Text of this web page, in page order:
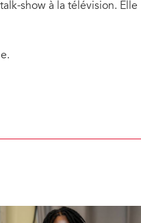
show à la télévision. Elle